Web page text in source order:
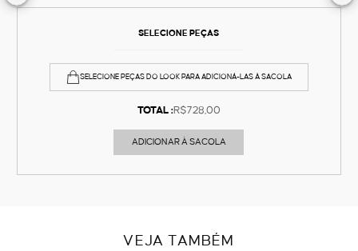
SELECIONE PEÇAS
SELECIONE PEÇAS DO LOOK PARA ADICIONÁ-LAS À SACOLA
TOTAL :R$728,00
ADICIONAR À SACOLA
VEJA TAMBÉM